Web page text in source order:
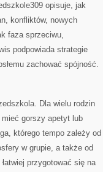
opisuje, jak
konfliktów, nowych
faza sprzeciwu,
podpowiada strategie
zachować spójność.
Dla wielu rodzin
mieć gorszy apetyt lub
którego tempo zależy od
w grupie, a także od
przygotować się na